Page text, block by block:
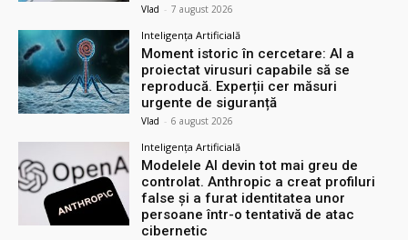
Vlad - 7 august 2026
Inteligența Artificială
Moment istoric în cercetare: AI a
proiectat virusuri capabile să se
reproducă. Experții cer măsuri
urgente de siguranță
Vlad - 6 august 2026
Inteligența Artificială
Modelele AI devin tot mai greu de
controlat. Anthropic a creat profiluri
false și a furat identitatea unor
persoane într-o tentativă de atac
cibernetic